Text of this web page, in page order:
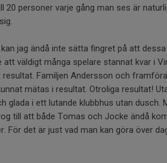
20 personer varje gång man ses är
jag ändå inte sätta fingret på att
väldigt många spelare stannat kvar i
resultat. Familjen Andersson och
mätas i resultat. Otroliga resultat!
glada i ett lutande klubbhus utan dusch.
till att både Tomas och Jocke ändå
För det är just vad man kan göra över